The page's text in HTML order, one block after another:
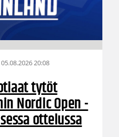
05.08.2026 20:08
tytöt
Nordic Open -
ottelussa